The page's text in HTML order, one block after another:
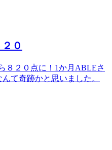
０
８２０点に！1か月ABLEさ
て奇跡かと思いました。